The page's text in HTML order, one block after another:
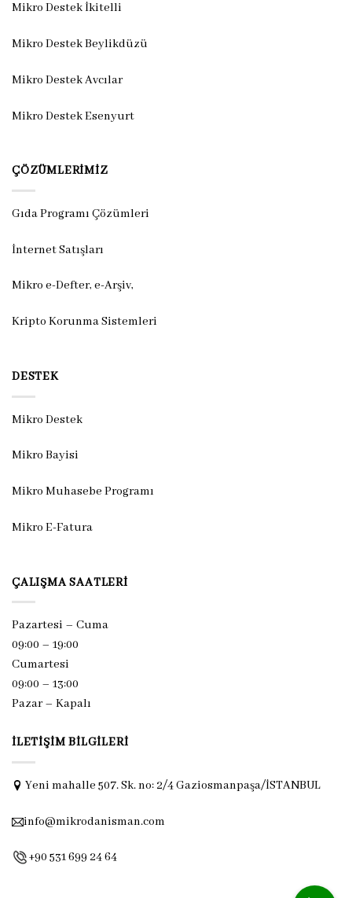
Mikro Destek İkitelli
Mikro Destek Beylikdüzü
Mikro Destek Avcılar
Mikro Destek Esenyurt
ÇÖZÜMLERIMIZ
Gıda Programı Çözümleri
İnternet Satışları
Mikro e-Defter, e-Arşiv,
Kripto Korunma Sistemleri
DESTEK
Mikro Destek
Mikro Bayisi
Mikro Muhasebe Programı
Mikro E-Fatura
ÇALIŞMA SAATLERI
Pazartesi – Cuma
09:00 – 19:00
Cumartesi
09:00 – 13:00
Pazar – Kapalı
İLETIŞIM BILGILERI
Yeni mahalle 507. Sk. no: 2/4 Gaziosmanpaşa/İSTANBUL
info@mikrodanisman.com
+90 531 699 24 64